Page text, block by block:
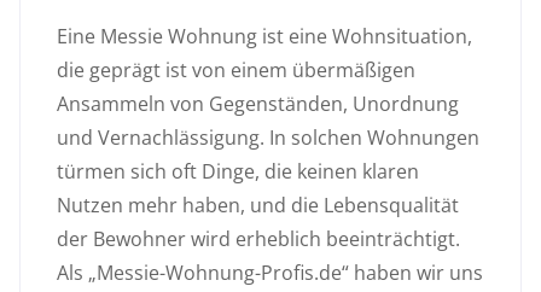
Eine Messie Wohnung ist eine Wohnsituation,
die geprägt ist von einem übermäßigen
Ansammeln von Gegenständen, Unordnung
und Vernachlässigung. In solchen Wohnungen
türmen sich oft Dinge, die keinen klaren
Nutzen mehr haben, und die Lebensqualität
der Bewohner wird erheblich beeinträchtigt.
Als „Messie-Wohnung-Profis.de“ haben wir uns